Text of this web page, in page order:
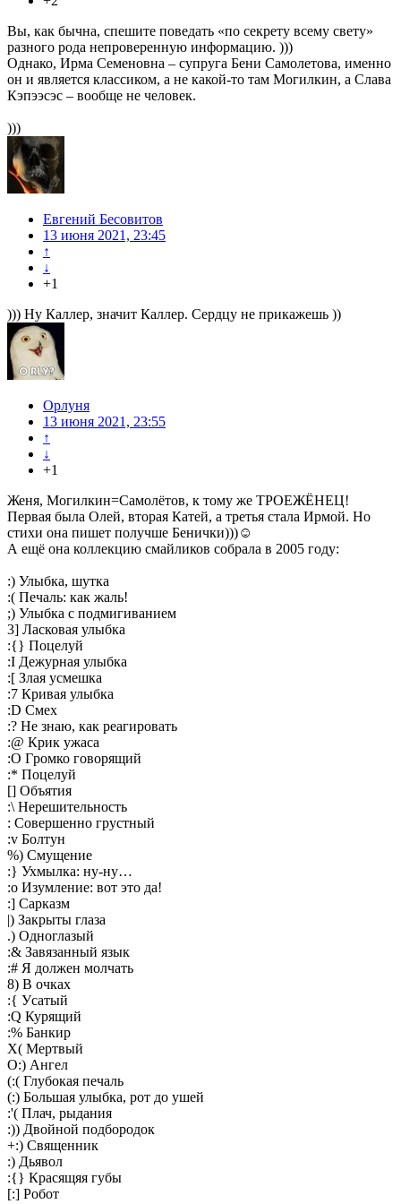
Вы, как бычна, спешите поведать «по секрету всему свету»
разного рода непроверенную информацию. )))
Однако, Ирма Семеновна – супруга Бени Самолетова, именно
он и является классиком, а не какой-то там Могилкин, а Слава
Кэпээсэс – вообще не человек.
)))
Евгений Бесовитов
13 июня 2021, 23:45
↑
↓
+1
))) Ну Каллер, значит Каллер. Сердцу не прикажешь ))
Орлуня
13 июня 2021, 23:55
↑
↓
+1
Женя, Могилкин=Самолётов, к тому же ТРОЕЖЁНЕЦ!
Первая была Олей, вторая Катей, а третья стала Ирмой. Но
стихи она пишет получше Бенички)))☺
А ещё она коллекцию смайликов собрала в 2005 году:
:) Улыбка, шутка
:( Печаль: как жаль!
;) Улыбка с подмигиванием
3] Ласковая улыбка
:{} Поцелуй
:I Дежурная улыбка
:[ Злая усмешка
:7 Кpивая улыбка
:D Смех
:? Не знаю, как реагировать
:@ Крик ужаса
:O Гpомко говоpящий
:* Поцелуй
[] Объятия
:\ Нерешительность
: Совершенно грустный
:v Болтун
%) Cмущение
:} Ухмылка: ну-ну…
:o Изумление: вот это да!
:] Сарказм
|) Закрыты глаза
.) Oднoглaзый
:& Завязанный язык
:# Я должен молчать
8) В очках
:{ Уcатый
:Q Куpящий
:% Банкиp
X( Меpтвый
O:) Ангел
(:( Глубокая печаль
(:) Большая улыбка, рот до ушей
:'( Плач, рыдания
:)) Двойной подбоpодок
+:) Священник
:) Дьявол
:{} Кpаcящяя губы
[:] Poбoт